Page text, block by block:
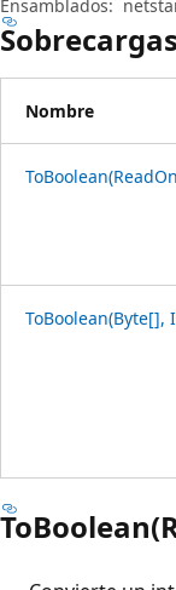
Ensamblados:
Sobrecargas
Nombre
ToBoolean(Byte[],